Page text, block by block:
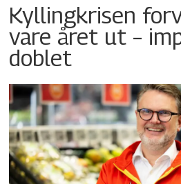
Kyllingkrisen
vare året ut –
doblet